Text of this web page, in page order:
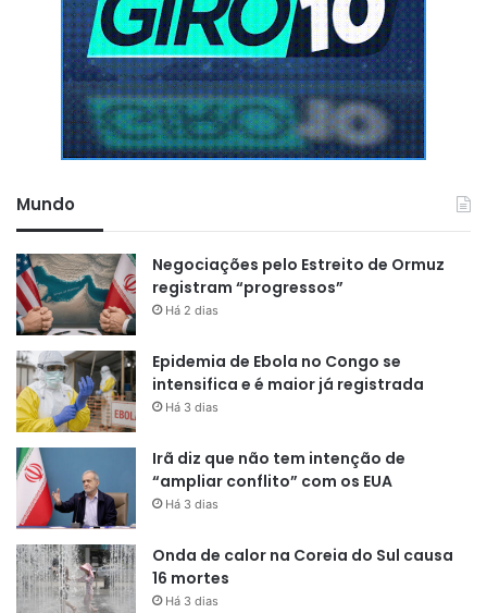
Mundo
Negociações pelo Estreito de Ormuz
registram “progressos”
Há 2 dias
Epidemia de Ebola no Congo se
intensifica e é maior já registrada
Há 3 dias
Irã diz que não tem intenção de
“ampliar conflito” com os EUA
Há 3 dias
Onda de calor na Coreia do Sul causa
16 mortes
Há 3 dias